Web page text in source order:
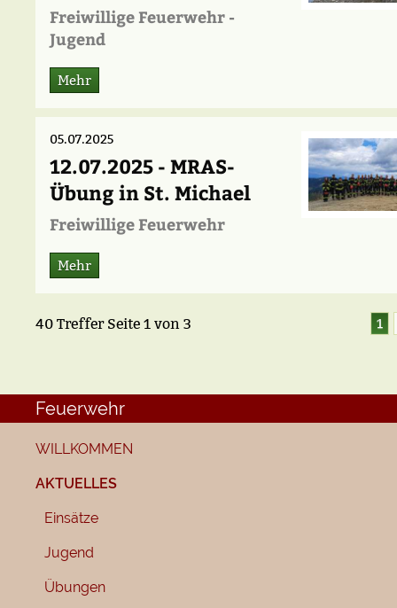
Freiwillige Feuerwehr -
Jugend
Mehr
05.07.2025
12.07.2025 - MRAS-
Übung in St. Michael
Freiwillige Feuerwehr
Mehr
40 Treffer Seite 1 von 3 1
Feuerwehr
WILLKOMMEN
AKTUELLES
Einsätze
Jugend
Übungen